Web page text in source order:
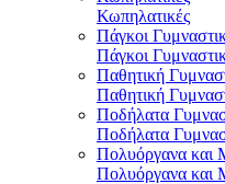
Κωπηλατικές
Πάγκοι
Πάγκοι
Παθητική
Παθητική
Ποδήλατα
Ποδήλατα
Πολυόργανα και
Πολυόργανα και